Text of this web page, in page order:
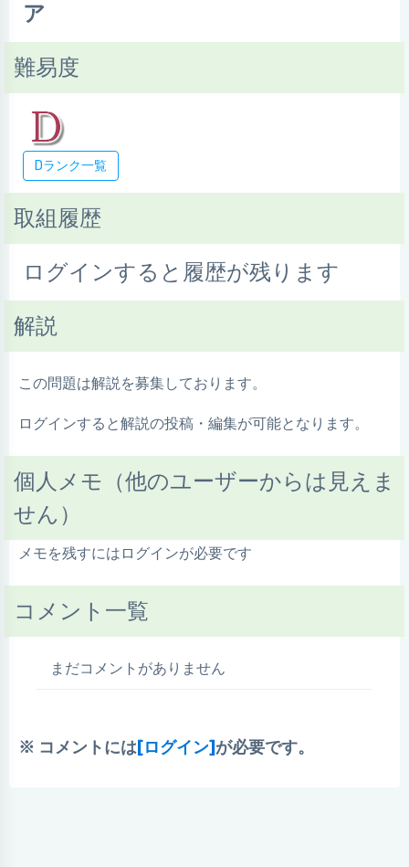
ア
難易度
Dランク一覧
取組履歴
ログインすると履歴が残ります
解説
この問題は解説を募集しております。
ログインすると解説の投稿・編集が可能となります。
個人メモ（他のユーザーからは見えま
せん）
メモを残すにはログインが必要です
コメント一覧
まだコメントがありません
※ コメントには[ログイン] が必要です。